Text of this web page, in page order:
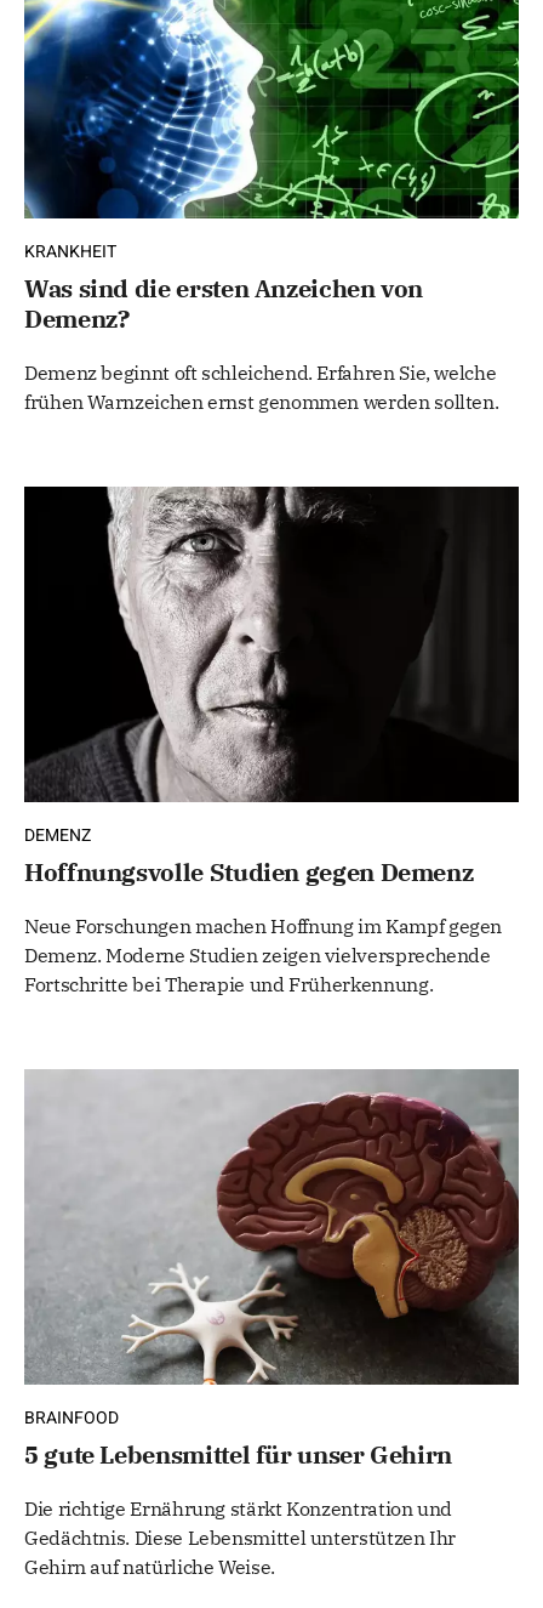
KRANKHEIT
Was sind die ersten Anzeichen von
Demenz?
Demenz beginnt oft schleichend. Erfahren Sie, welche
frühen Warnzeichen ernst genommen werden sollten.
DEMENZ
Hoffnungsvolle Studien gegen Demenz
Neue Forschungen machen Hoffnung im Kampf gegen
Demenz. Moderne Studien zeigen vielversprechende
Fortschritte bei Therapie und Früherkennung.
BRAINFOOD
5 gute Lebensmittel für unser Gehirn
Die richtige Ernährung stärkt Konzentration und
Gedächtnis. Diese Lebensmittel unterstützen Ihr
Gehirn auf natürliche Weise.